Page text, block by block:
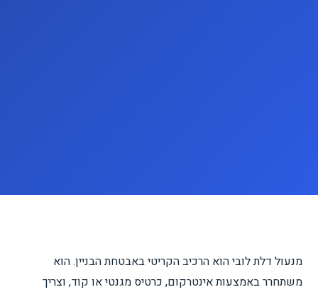
מנעול דלת לובי הוא הרכיב הקריטי באבטחת הבניין. הוא
משתחרר באמצעות אינטרקום, כרטיס מגנטי או קוד, וצריך